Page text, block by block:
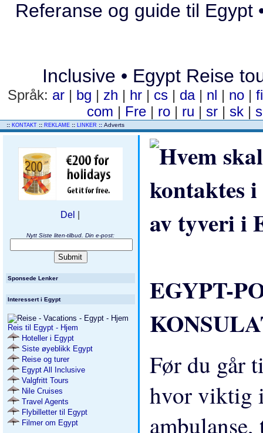
Referanse og guide til Egypt
Inclusive • Egypt Reise
Språk: ar | bg | zh | hr | cs | da | nl | no |
com | Fre | ro | ru | sr | sk |
:: KONTAKT :: REKLAME :: LINKER :: Adverts
Del
Nytt Siste liten-tilbud. Din e-post:
Sponsede Lenker
Interessert i Egypt
Reis til Egypt - Hjem
Hoteller i Egypt
Siste øyeblikk Egypt
Reise og turer
Egypt All Inclusive
Valgfritt Tours
Nile Cruises
Travel Agents
Flybilletter til Egypt
Filmer om Egypt
EGYPT-
Før du går
hvor viktig